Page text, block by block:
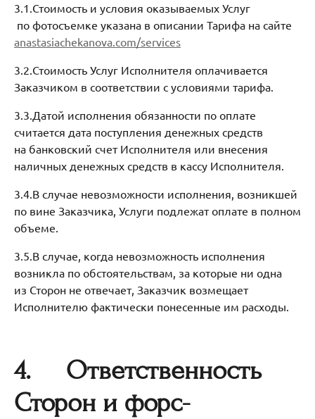
3.1.Стоимость и условия оказываемых Услуг
по фотосъемке указана в описании Тарифа на сайте
anastasiachekanova.com/services
3.2.Стоимость Услуг Исполнителя оплачивается
Заказчиком в соответствии с условиями тарифа.
3.3.Датой исполнения обязанности по оплате
считается дата поступления денежных средств
на банковский счет Исполнителя или внесения
наличных денежных средств в кассу Исполнителя.
3.4.В случае невозможности исполнения, возникшей
по вине Заказчика, Услуги подлежат оплате в полном
объеме.
3.5.В случае, когда невозможность исполнения
возникла по обстоятельствам, за которые ни одна
из Сторон не отвечает, Заказчик возмещает
Исполнителю фактически понесенные им расходы.
4. Ответственность
Сторон и форс-